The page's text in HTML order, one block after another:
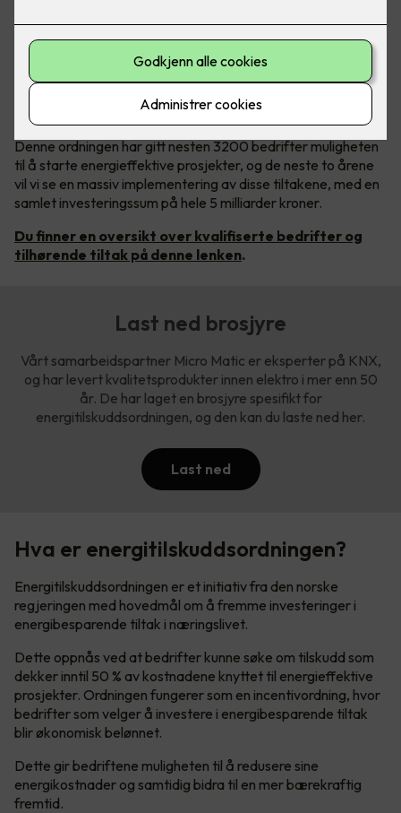
I løpet av de siste årene har energiforbruk og bærekraft blitt
stadig viktigere temaer både nasjonalt og internasjonalt.
Som et svar på disse utfordringene har den norske
regjeringen innført energitilskuddsordningen.
Denne ordningen har gitt nesten 3200 bedrifter muligheten
til å starte energieffektive prosjekter, og de neste to årene
vil vi se en massiv implementering av disse tiltakene, med en
samlet investeringssum på hele 5 milliarder kroner.
Du finner en oversikt over kvalifiserte bedrifter og
tilhørende tiltak på denne lenken.
Last ned brosjyre
Vårt samarbeidspartner Micro Matic er eksperter på KNX,
og har levert kvalitetsprodukter innen elektro i mer enn 50
år. De har laget en brosjyre spesifikt for
energitilskuddsordningen, og den kan du laste ned her.
Last ned
Hva er energitilskuddsordningen?
Energitilskuddsordningen er et initiativ fra den norske
regjeringen med hovedmål om å fremme investeringer i
energibesparende tiltak i næringslivet.
Dette oppnås ved at bedrifter kunne søke om tilskudd som
dekker inntil 50 % av kostnadene knyttet til energieffektive
prosjekter. Ordningen fungerer som en incentivordning, hvor
bedrifter som velger å investere i energibesparende tiltak
blir økonomisk belønnet.
Dette gir bedriftene muligheten til å redusere sine
energikostnader og samtidig bidra til en mer bærekraftig
fremtid.